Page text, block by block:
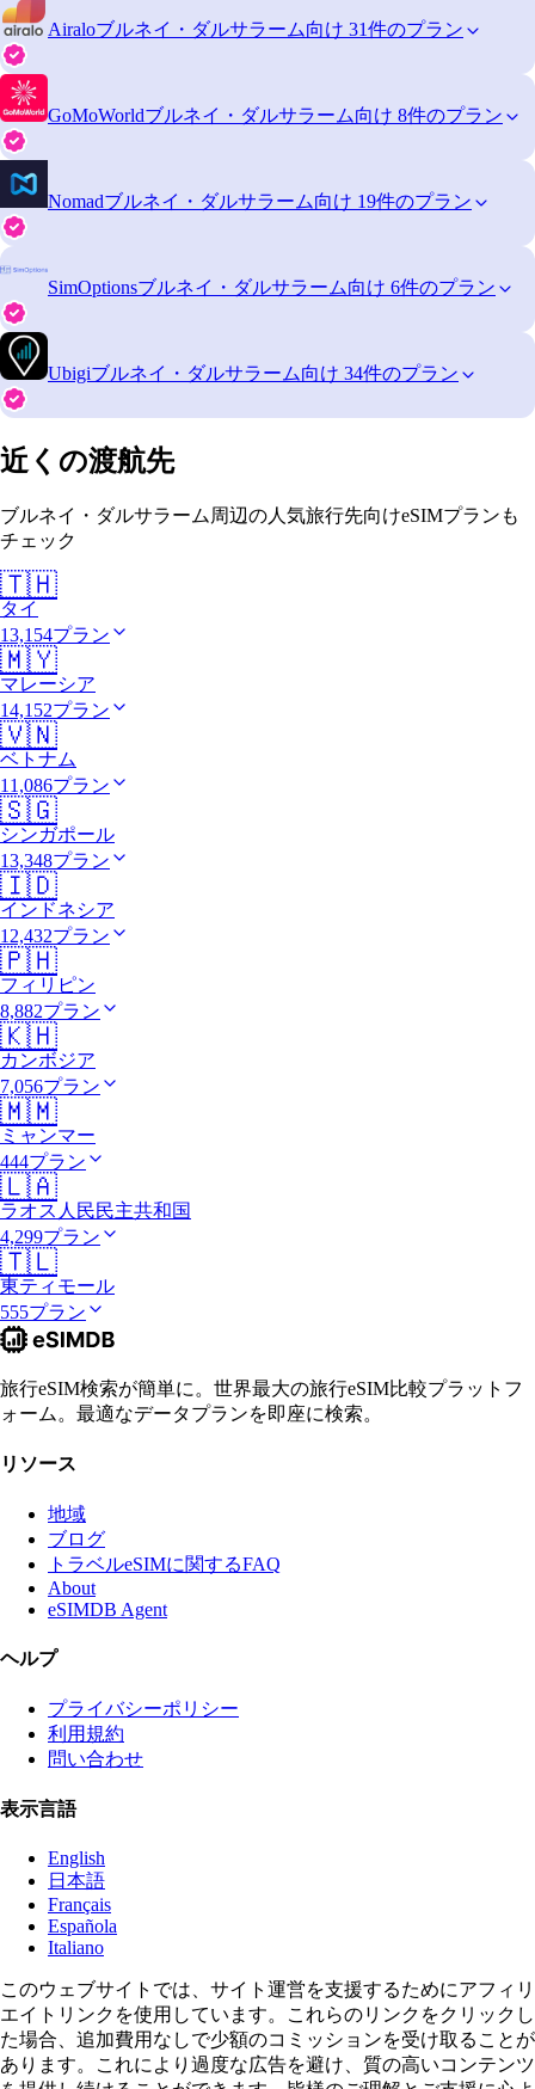
Airaloブルネイ・ダルサラーム向け 31件のプラン
GoMoWorldブルネイ・ダルサラーム向け 8件のプラン
Nomadブルネイ・ダルサラーム向け 19件のプラン
SimOptionsブルネイ・ダルサラーム向け 6件のプラン
Ubigiブルネイ・ダルサラーム向け 34件のプラン
近くの渡航先
ブルネイ・ダルサラーム周辺の人気旅行先向けeSIMプランも
チェック
🇹🇭
タイ
13,154プラン
🇲🇾
マレーシア
14,152プラン
🇻🇳
ベトナム
11,086プラン
🇸🇬
シンガポール
13,348プラン
🇮🇩
インドネシア
12,432プラン
🇵🇭
フィリピン
8,882プラン
🇰🇭
カンボジア
7,056プラン
🇲🇲
ミャンマー
444プラン
🇱🇦
ラオス人民民主共和国
4,299プラン
🇹🇱
東ティモール
555プラン
旅行eSIM検索が簡単に。世界最大の旅行eSIM比較プラットフ
ォーム。最適なデータプランを即座に検索。
リソース
地域
ブログ
トラベルeSIMに関するFAQ
About
eSIMDB Agent
ヘルプ
プライバシーポリシー
利用規約
問い合わせ
表示言語
English
日本語
Français
Española
Italiano
このウェブサイトでは、サイト運営を支援するためにアフィリ
エイトリンクを使用しています。これらのリンクをクリックし
た場合、追加費用なしで少額のコミッションを受け取ることが
あります。これにより過度な広告を避け、質の高いコンテンツ